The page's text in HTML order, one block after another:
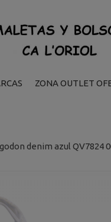
ZONA OUTLET
denim azul QV7824